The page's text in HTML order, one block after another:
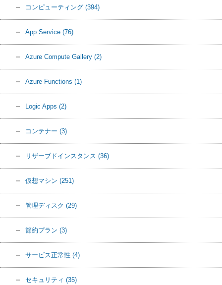
コンピューティング (394)
App Service (76)
Azure Compute Gallery (2)
Azure Functions (1)
Logic Apps (2)
コンテナー (3)
リザーブドインスタンス (36)
仮想マシン (251)
管理ディスク (29)
節約プラン (3)
サービス正常性 (4)
セキュリティ (35)